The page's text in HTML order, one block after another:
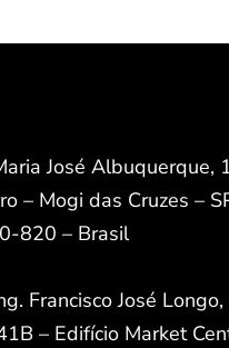
José Albuquerque,
– Mogi das Cruzes –
820 – Brasil
Francisco José Longo,
– Edifício Market